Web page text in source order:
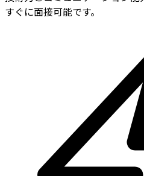
すぐに面接可能です。